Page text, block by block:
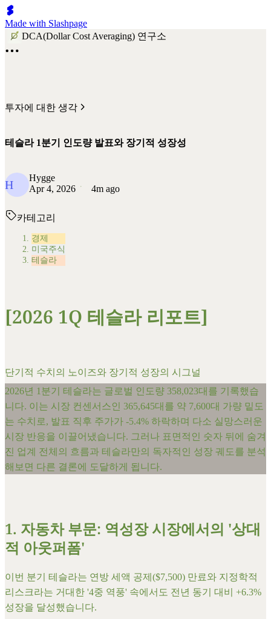
Made with Slashpage
DCA(Dollar Cost Averaging) 연구소
투자에 대한 생각
테슬라 1분기 인도량 발표와 장기적 성장성
H
Hygge
Apr 4, 2026
4m ago
카테고리
경제
미국주식
테슬라
​[2026 1Q 테슬라 리포트]
단기적 수치의 노이즈와 장기적 성장의 시그널
​2026년 1분기 테슬라는 글로벌 인도량 358,023대를 기록했습
니다. 이는 시장 컨센서스인 365,645대를 약 7,600대 가량 밑도
는 수치로, 발표 직후 주가가 -5.4% 하락하며 다소 실망스러운
시장 반응을 이끌어냈습니다. 그러나 표면적인 숫자 뒤에 숨겨
진 업계 전체의 흐름과 테슬라만의 독자적인 성장 궤도를 분석
해보면 다른 결론에 도달하게 됩니다.
​1. 자동차 부문: 역성장 시장에서의 '상대
적 아웃퍼폼'
​이번 분기 테슬라는 연방 세액 공제($7,500) 만료와 지정학적
리스크라는 거대한 '4중 역풍' 속에서도 전년 동기 대비 +6.3%
성장을 달성했습니다.